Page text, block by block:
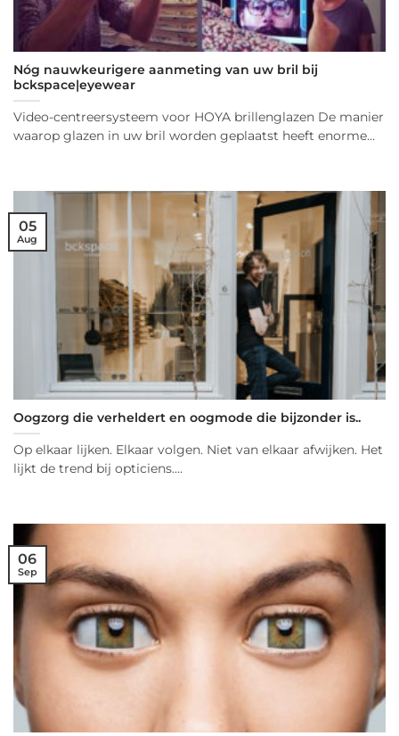
Nóg nauwkeurigere aanmeting van uw bril bij
bckspace|eyewear
Video-centreersysteem voor HOYA brillenglazen De manier
waarop glazen in uw bril worden geplaatst heeft enorme...
Oogzorg die verheldert en oogmode die bijzonder is..
Op elkaar lijken. Elkaar volgen. Niet van elkaar afwijken. Het
lijkt de trend bij opticiens....
05
Aug
06
Sep